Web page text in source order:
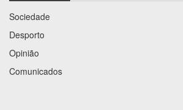
Sociedade
Desporto
Opinião
Comunicados